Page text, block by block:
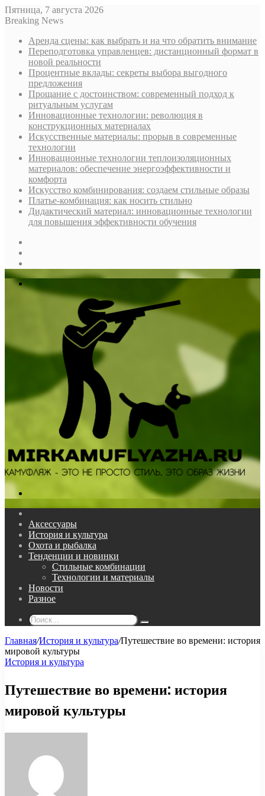
Пятница, 7 августа 2026
Breaking News
Аренда сцены: как выбрать и на что обратить внимание
Переподготовка управленцев: дистанционный формат в
новой реальности
Процентные вклады: секреты выбора выгодного
предложения
Прощание с достоинством: современный подход к
ритуальным услугам
Инновационные технологии: революция в
конструкционных материалах
Искусственные материалы: прорыв в современные
технологии
Инновационные технологии теплоизоляционных
материалов: обеспечение энергоэффективности и
комфорта
Искусство комбинирования: создаем стильные образы
Платье-комбинация: как носить стильно
Дидактический материал: инновационные технологии
для повышения эффективности обучения
Аксессуары
История и культура
Охота и рыбалка
Тенденции и новинки
Стильные комбинации
Технологии и материалы
Новости
Разное
Поиск...
Главная/История и культура/Путешествие во времени: история
мировой культуры
История и культура
Путешествие во времени: история
мировой культуры